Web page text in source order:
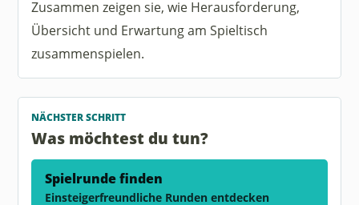
Zusammen zeigen sie, wie Herausforderung,
Übersicht und Erwartung am Spieltisch
zusammenspielen.
NÄCHSTER SCHRITT
Was möchtest du tun?
Spielrunde finden
Einsteigerfreundliche Runden entdecken